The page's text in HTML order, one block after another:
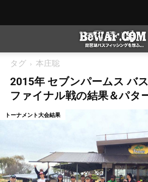
タグ 本庄聡
2015年 セブンパームス バ
ファイナル戦の結果＆パタ
トーナメント大会結果